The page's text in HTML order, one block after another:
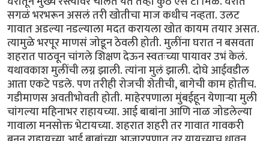
सगळं भरभरून असलं तरी खोतीचा माज कधीच नव्हता. उलट
गावात अडल्या नडल्याला मदत करायला खोत कायम तयार असत.
त्यामुळे भरपूर माणसं जोडून ठेवली होती. मुलींना घरात न बसवता
शहरात पाठवून चांगले शिक्षण देऊन स्वतःच्या पायावर उभं केलं.
यथावकाश मुलींची लग्न झाली. त्यांना मुलं झाली. दोघे आईवडील
आता एकटे पडले. पण तरीही रोजची शेतीची, बागेची काम होतीच.
गडीमाणस अवतीभोवती होती. माहेरपणाला मुंबईहून येणाऱ्या मुली
चांगल्या महिनाभर राहायच्या. आई बाबांना आणि नाळ जोडलेल्या
गावाला मनसोक्त भेटायच्या. शहरात शहरी तर गावात गावकरी